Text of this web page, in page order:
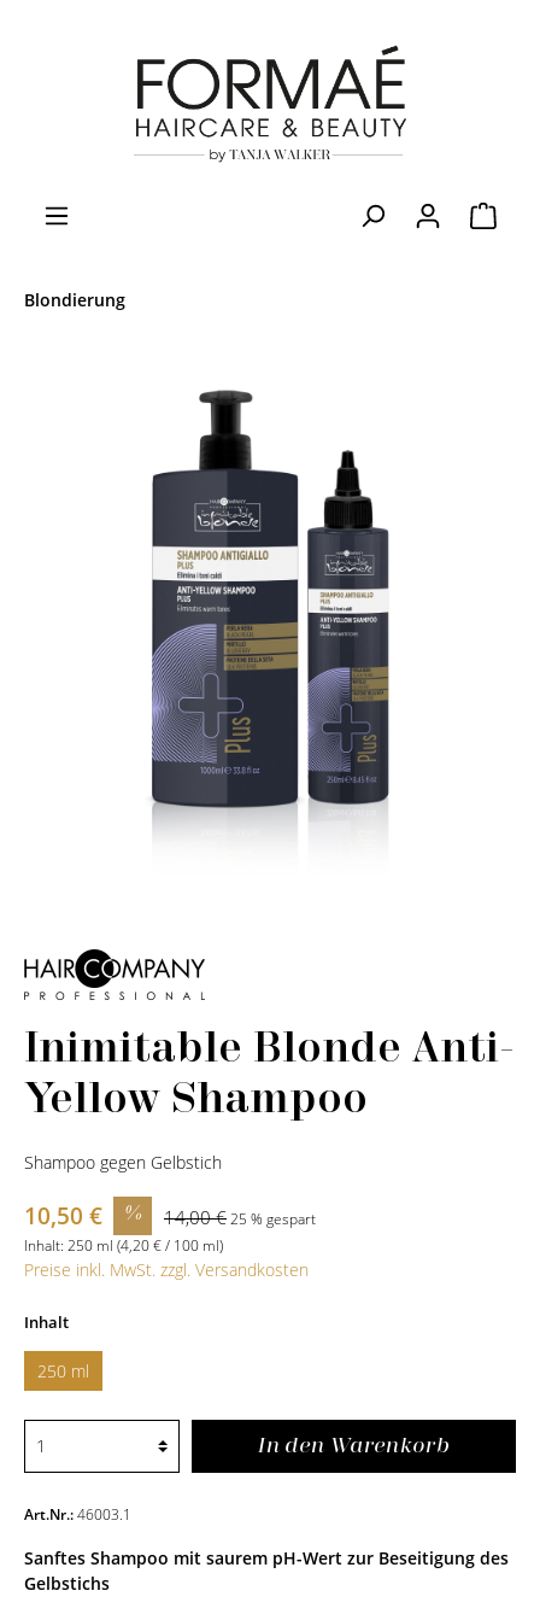
Blondierung
Inimitable Blonde Anti-
Yellow Shampoo
Shampoo gegen Gelbstich
10,50 € % 14,00 €25 % gespart
Inhalt: 250 ml (4,20 € / 100 ml)
Preise inkl. MwSt. zzgl. Versandkosten
Inhalt
250 ml
In den Warenkorb
Art.Nr.:46003.1
Sanftes Shampoo mit saurem pH-Wert zur Beseitigung des
Gelbstichs